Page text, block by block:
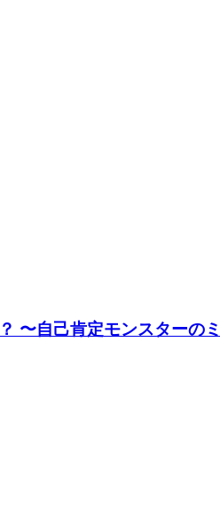
〜自己肯定モンスターの